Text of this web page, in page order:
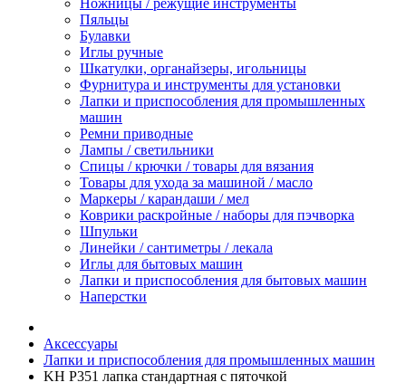
Ножницы / режущие инструменты
Пяльцы
Булавки
Иглы ручные
Шкатулки, органайзеры, игольницы
Фурнитура и инструменты для установки
Лапки и приспособления для промышленных
машин
Ремни приводные
Лампы / светильники
Спицы / крючки / товары для вязания
Товары для ухода за машиной / масло
Маркеры / карандаши / мел
Коврики раскройные / наборы для пэчворка
Шпульки
Линейки / сантиметры / лекала
Иглы для бытовых машин
Лапки и приспособления для бытовых машин
Наперстки
Аксессуары
Лапки и приспособления для промышленных машин
KH P351 лапка стандартная с пяточкой